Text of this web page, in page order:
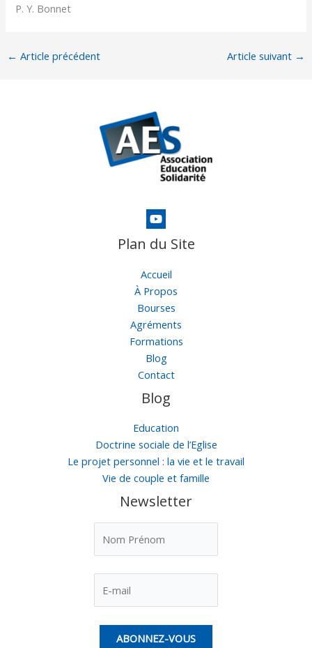
P. Y. Bonnet
← Article précédent Article suivant →
Plan du Site
Accueil
À Propos
Bourses
Agréments
Formations
Blog
Contact
Blog
Education
Doctrine sociale de l’Eglise
Le projet personnel : la vie et le travail
Vie de couple et famille
Newsletter